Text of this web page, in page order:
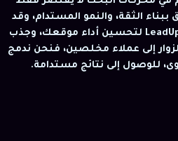
الثقة، والنمو المستدام، وقد
تم تصميم خدمات SEO من LeadUp لتحسين أداء موقعك، وجذب
إلى عملاء مخلصين، فنحن ندمج
للوصول إلى نتائج مستدامة.